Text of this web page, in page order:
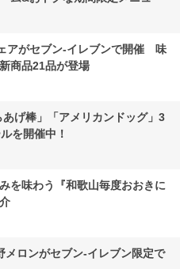
アがセブン-イレブンで開催 味
商品21品が登場
あげ棒」「アメリカンドッグ」3
を開催中！
を味わう『和歌山毎度おおきに
ロンがセブン‐イレブン限定で